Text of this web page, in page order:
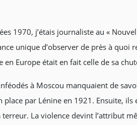
1970, j’étais journaliste au «
unique d’observer de près à quoi
en Europe était en fait celle de sa
à Moscou manquaient de
place par Lénine en 1921. Ensuite,
terreur. La violence devint l’attribut